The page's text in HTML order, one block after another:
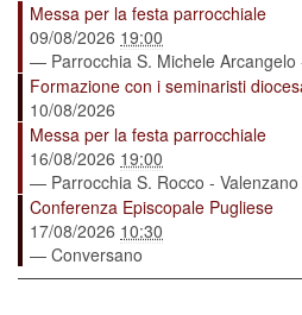
Messa per la festa parrocchiale
09/08/2026 19:00
— Parrocchia S. Michele Arcangelo
Formazione con i seminaristi
10/08/2026
Messa per la festa parrocchiale
16/08/2026 19:00
— Parrocchia S. Rocco - Valenzano
Conferenza Episcopale Pugliese
17/08/2026 10:30
— Conversano